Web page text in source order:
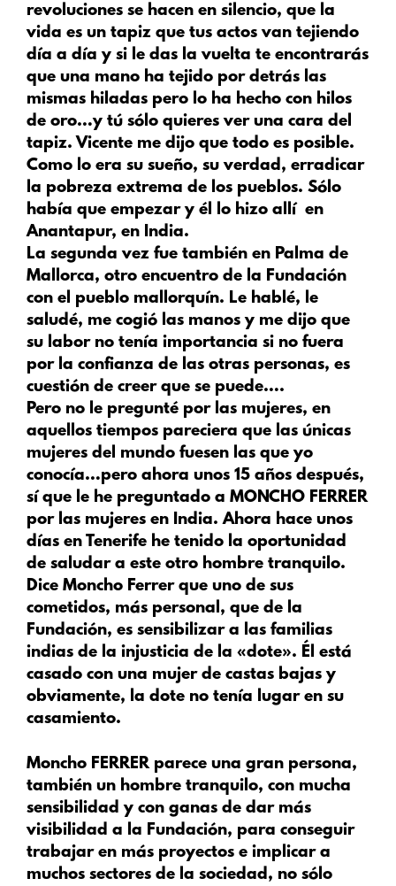
revoluciones se hacen en silencio, que la
vida es un tapiz que tus actos van tejiendo
día a día y si le das la vuelta te encontrarás
que una mano ha tejido por detrás las
mismas hiladas pero lo ha hecho con hilos
de oro…y tú sólo quieres ver una cara del
tapiz. Vicente me dijo que todo es posible.
Como lo era su sueño, su verdad, erradicar
la pobreza extrema de los pueblos. Sólo
había que empezar y él lo hizo allí en
Anantapur, en India.
La segunda vez fue también en Palma de
Mallorca, otro encuentro de la Fundación
con el pueblo mallorquín. Le hablé, le
saludé, me cogió las manos y me dijo que
su labor no tenía importancia si no fuera
por la confianza de las otras personas, es
cuestión de creer que se puede….
Pero no le pregunté por las mujeres, en
aquellos tiempos pareciera que las únicas
mujeres del mundo fuesen las que yo
conocía…pero ahora unos 15 años después,
sí que le he preguntado a MONCHO FERRER
por las mujeres en India. Ahora hace unos
días en Tenerife he tenido la oportunidad
de saludar a este otro hombre tranquilo.
Dice Moncho Ferrer que uno de sus
cometidos, más personal, que de la
Fundación, es sensibilizar a las familias
indias de la injusticia de la «dote». Él está
casado con una mujer de castas bajas y
obviamente, la dote no tenía lugar en su
casamiento.
Moncho FERRER parece una gran persona,
también un hombre tranquilo, con mucha
sensibilidad y con ganas de dar más
visibilidad a la Fundación, para conseguir
trabajar en más proyectos e implicar a
muchos sectores de la sociedad, no sólo